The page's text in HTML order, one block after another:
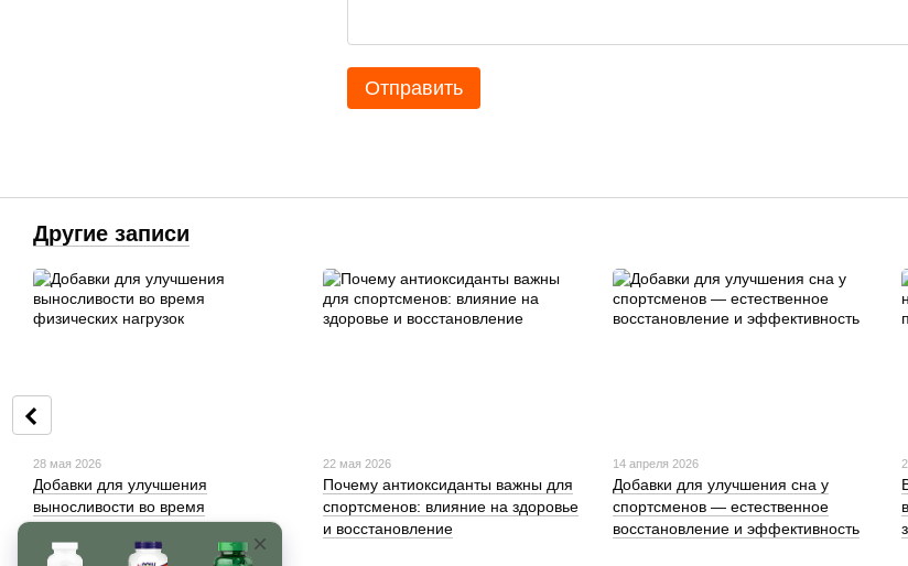
Отправить
Другие записи
28 мая 2026
Добавки для улучшения
выносливости во время
22 мая 2026
Почему антиоксиданты важны для
спортсменов: влияние на здоровье
и восстановление
14 апреля 2026
Добавки для улучшения сна у
спортсменов — естественное
восстановление и эффективность